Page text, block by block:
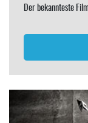
Der bekannteste